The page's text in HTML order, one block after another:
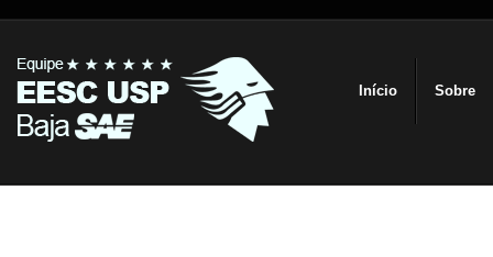
Início Sobre